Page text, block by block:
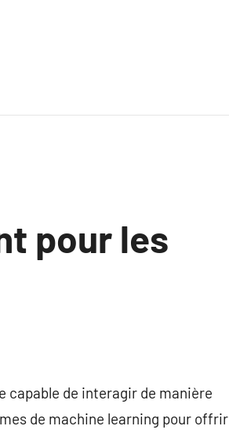
pour les
capable de interagir de manière
de machine learning pour offrir